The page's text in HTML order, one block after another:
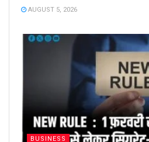
AUGUST 5, 2026
BUSINESS